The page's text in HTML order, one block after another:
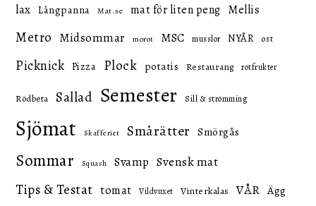
lax Långpanna Mat.se mat för liten peng Mellis
Metro Midsommar morot MSC musslor NYÅR ost
Picknick Pizza Plock potatis Restaurang rotfrukter
Rödbeta Sallad Semester Sill & strömming
Sjömat Skafferiet Smårätter Smörgås
Sommar Squash Svamp Svensk mat
Tips & Testat tomat Vildvuxet Vinterkalas VÅR Ägg